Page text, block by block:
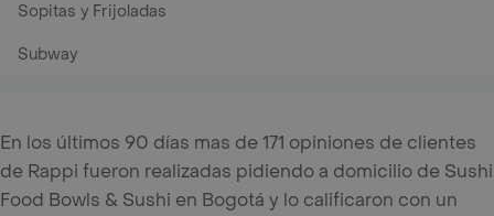
Sopitas y Frijoladas
Subway
En los últimos 90 días mas de 171 opiniones de clientes
de Rappi fueron realizadas pidiendo a domicilio de Sushi
Food Bowls & Sushi en Bogotá y lo calificaron con un